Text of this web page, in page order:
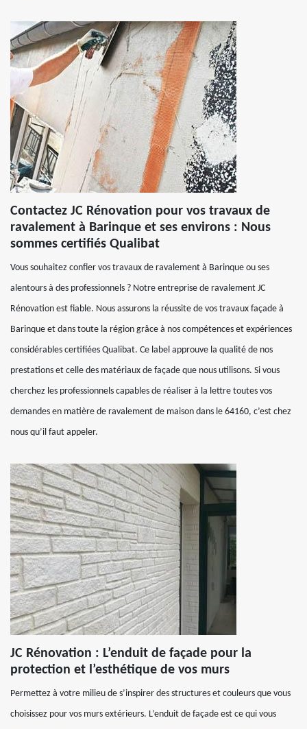
Contactez JC Rénovation pour vos travaux de
ravalement à Barinque et ses environs : Nous
sommes certifiés Qualibat
Vous souhaitez confier vos travaux de ravalement à Barinque ou ses
alentours à des professionnels ? Notre entreprise de ravalement JC
Rénovation est fiable. Nous assurons la réussite de vos travaux façade à
Barinque et dans toute la région grâce à nos compétences et expériences
considérables certifiées Qualibat. Ce label approuve la qualité de nos
prestations et celle des matériaux de façade que nous utilisons. Si vous
cherchez les professionnels capables de réaliser à la lettre toutes vos
demandes en matière de ravalement de maison dans le 64160, c’est chez
nous qu’il faut appeler.
JC Rénovation : L’enduit de façade pour la
protection et l’esthétique de vos murs
Permettez à votre milieu de s’inspirer des structures et couleurs que vous
choisissez pour vos murs extérieurs. L’enduit de façade est ce qui vous